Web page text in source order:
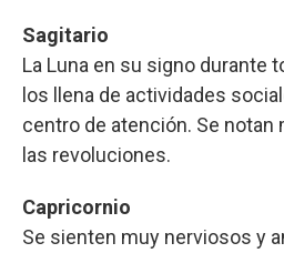
Sagitario
La Luna en su signo durante
los llena de actividades
centro de atención. Se notan
las revoluciones.
Capricornio
Se sienten muy nerviosos y